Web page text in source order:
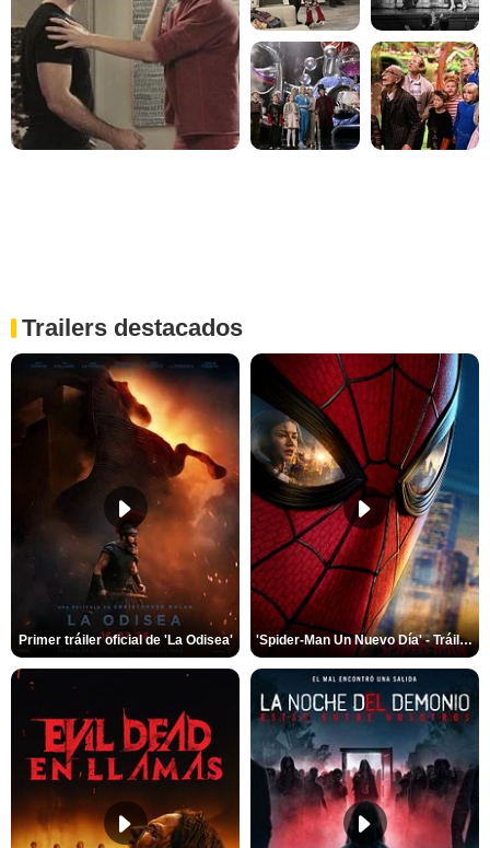
Trailers destacados
Primer tráiler oficial de 'La Odisea' 'Spider-Man Un Nuevo Día' - Tráiler oficial subtitulado